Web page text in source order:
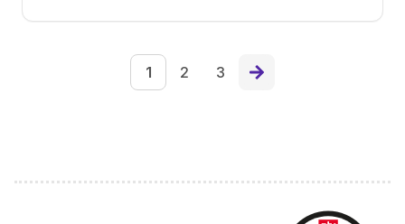
1 2 3